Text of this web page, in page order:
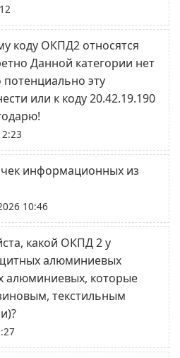
коду ОКПД2 относятся
Данной категории нет
потенциально эту
или к коду 20.42.19.190
информационных из
10:46
какой ОКПД 2 у
алюминиевых
алюминиевых, которые
текстильным